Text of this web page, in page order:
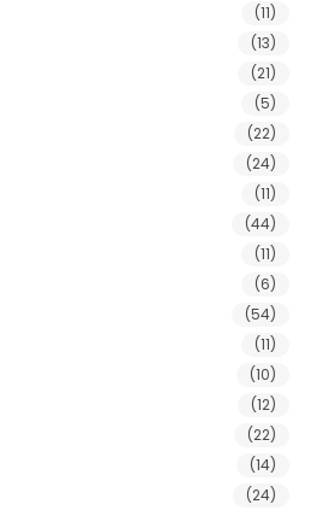
(11)
(13)
(21)
(5)
(22)
(24)
(11)
(44)
(11)
(6)
(54)
(11)
(10)
(12)
(22)
(14)
(24)